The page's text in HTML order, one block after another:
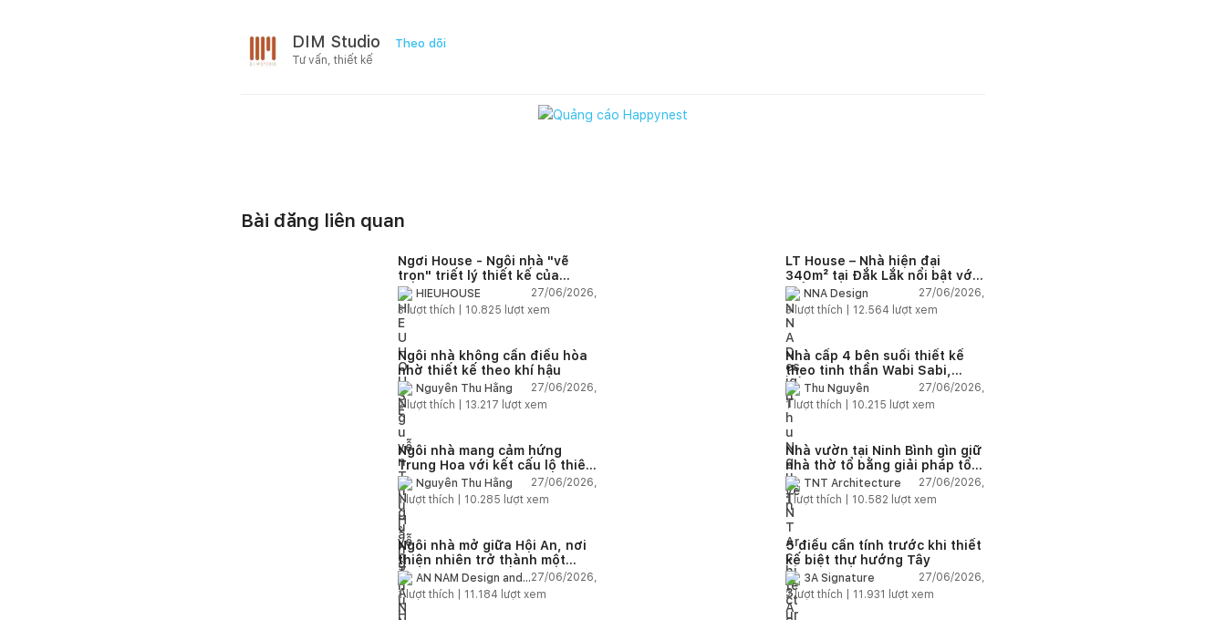
DIM Studio Theo dõi
Tư vấn, thiết kế
Bài đăng liên quan
Ngơi House - Ngôi nhà "vẽ
trọn" triết lý thiết kế của
HIEUHOUSE
HIEUHOUSE
27/06/2026,
3lượt thích | 10.825 lượt xem
LT House – Nhà hiện đại
340m² tại Đắk Lắk nổi bật với
kiến trúc mở và hệ sân vườn
kết nối thiên nhiên
NNA Design
27/06/2026,
3lượt thích | 12.564 lượt xem
Ngôi nhà không cần điều hòa
nhờ thiết kế theo khí hậu
Nguyễn Thu Hằng
27/06/2026,
2lượt thích | 13.217 lượt xem
Nhà cấp 4 bên suối thiết kế
theo tinh thần Wabi Sabi,
sống chậm giữa thiên nhiên
Thu Nguyễn
27/06/2026,
1 lượt thích | 10.215 lượt xem
Ngôi nhà mang cảm hứng
Trung Hoa với kết cấu lộ thiên
hiện đại
Nguyễn Thu Hằng
27/06/2026,
1lượt thích | 10.285 lượt xem
Nhà vườn tại Ninh Bình gìn giữ
nhà thờ tổ bằng giải pháp tổ
chức lại không gian
TNT Architecture
27/06/2026,
1lượt thích | 10.582 lượt xem
Ngôi nhà mở giữa Hội An, nơi
thiên nhiên trở thành một
phần của cuộc sống
AN NAM Design and
Build
27/06/2026,
1lượt thích | 11.184 lượt xem
5 điều cần tính trước khi thiết
kế biệt thự hướng Tây
3A Signature
27/06/2026,
2lượt thích | 11.931 lượt xem